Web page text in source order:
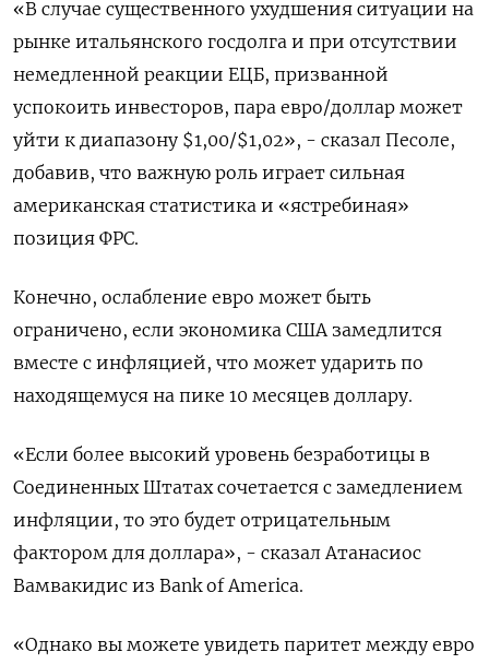
«В случае существенного ухудшения ситуации на
рынке итальянского госдолга и при отсутствии
немедленной реакции ЕЦБ, призванной
успокоить инвесторов, пара евро/доллар может
уйти к диапазону $1,00/$1,02», - сказал Песоле,
добавив, что важную роль играет сильная
американская статистика и «ястребиная»
позиция ФРС.
Конечно, ослабление евро может быть
ограничено, если экономика США замедлится
вместе с инфляцией, что может ударить по
находящемуся на пике 10 месяцев доллару.
«Если более высокий уровень безработицы в
Соединенных Штатах сочетается с замедлением
инфляции, то это будет отрицательным
фактором для доллара», - сказал Атанасиос
Вамвакидис из Bank of America.
«Однако вы можете увидеть паритет между евро